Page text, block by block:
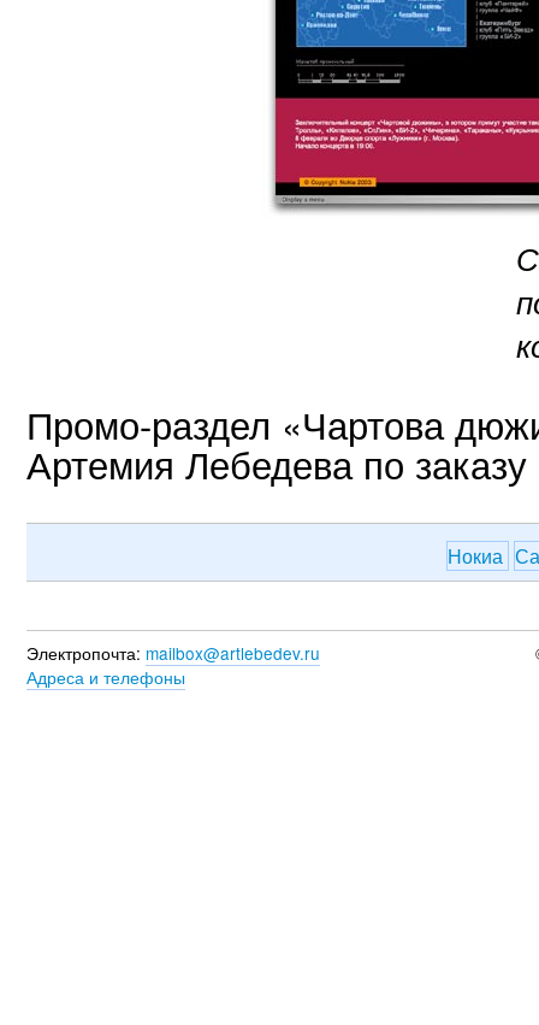
Промо-раздел «Чартова
Артемия Лебедева по
Нокиа
Электропочта: mailbox@artlebedev.ru
Адреса и телефоны